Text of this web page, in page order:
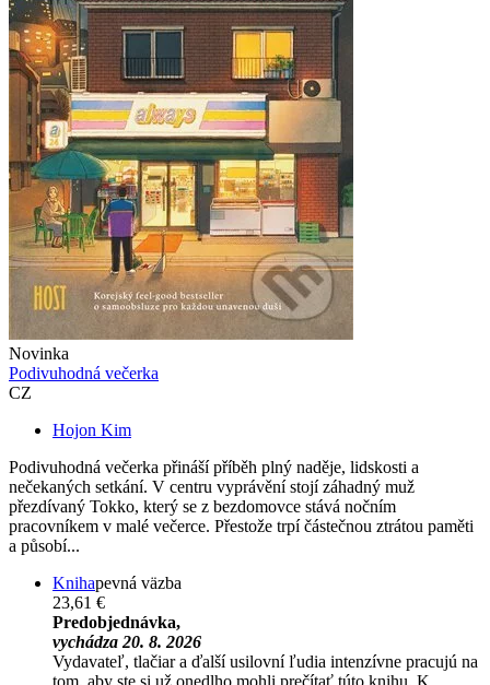
Novinka
Podivuhodná večerka
CZ
Hojon Kim
Podivuhodná večerka přináší příběh plný naděje, lidskosti a
nečekaných setkání. V centru vyprávění stojí záhadný muž
přezdívaný Tokko, který se z bezdomovce stává nočním
pracovníkem v malé večerce. Přestože trpí částečnou ztrátou paměti
a působí...
Knihapevná väzba
23,61 €
Predobjednávka,
vychádza 20. 8. 2026
Vydavateľ, tlačiar a ďalší usilovní ľudia intenzívne pracujú na